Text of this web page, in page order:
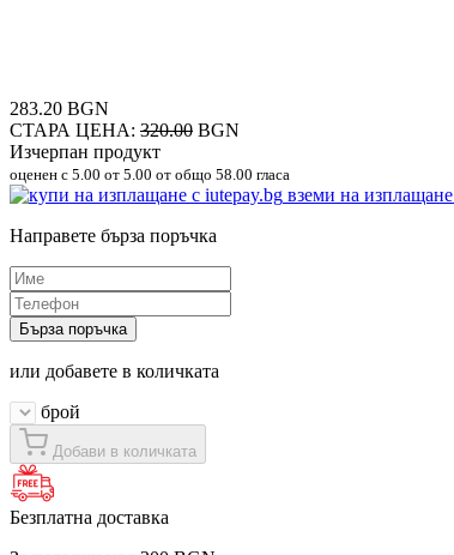
283.20 BGN
СТАРА ЦЕНА: 320.00 BGN
Изчерпан продукт
оценен с 5.00 от 5.00 от общо 58.00 гласа
вземи на изплащане
Направете бърза поръчка
Бърза поръчка
или добавете в количката
брой
Добави в количката
Безплатна доставка